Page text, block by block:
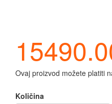
Ovaj proizvod možete platiti
Količina